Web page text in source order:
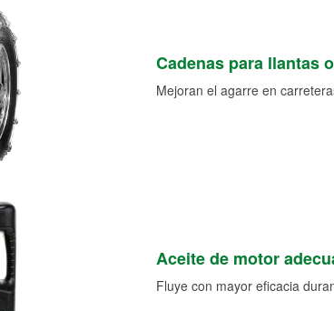
Cadenas para llantas
Mejoran el agarre en
Aceite de motor
Fluye con mayor eficacia